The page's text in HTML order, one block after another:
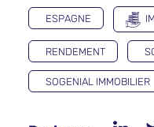
ESPAGNE
RENDEMENT
SOGENIAL IMMOBILIER